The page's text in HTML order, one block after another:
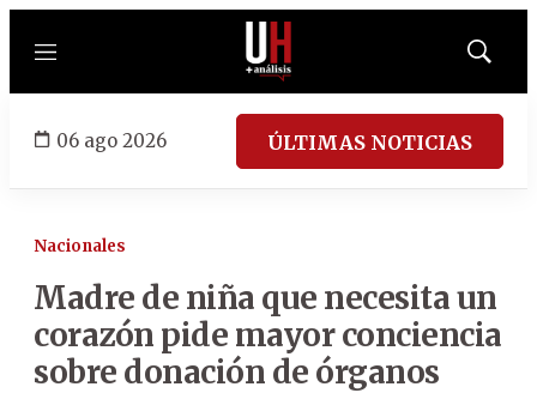
Menú
Mostrar
06 ago 2026 ÚLTIMAS NOTICIAS
Nacionales
Madre de niña que necesita un
corazón pide mayor conciencia
sobre donación de órganos